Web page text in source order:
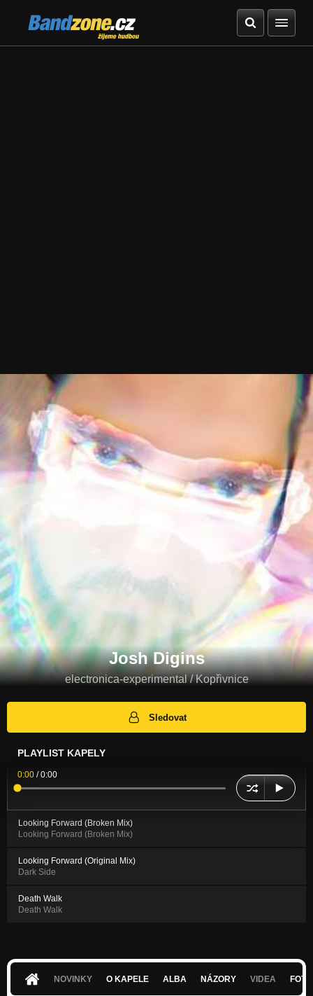
Bandzone.cz
žijeme hudbou
Josh Digins
electronica-experimental / Kopřivnice
Sledovat
PLAYLIST KAPELY
0:00 /0:00
Looking Forward (Broken Mix)
Looking Forward (Broken Mix)
Looking Forward (Original Mix)
Dark Side
Death Walk
Death Walk
NOVINKY O KAPELE ALBA NÁZORY VIDEA